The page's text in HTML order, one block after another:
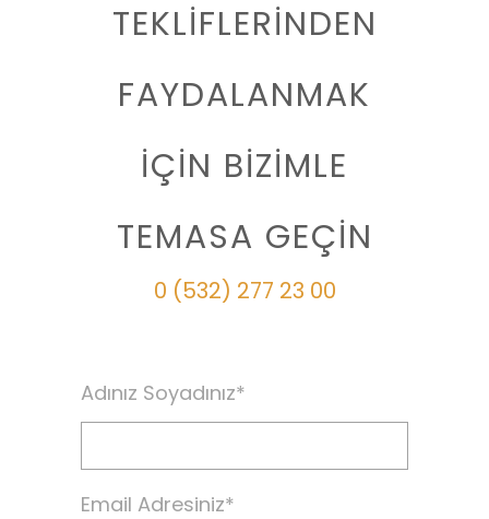
TEKLİFLERİNDEN
FAYDALANMAK
İÇİN BİZİMLE
TEMASA GEÇİN
0 (532) 277 23 00
Adınız Soyadınız*
Email Adresiniz*